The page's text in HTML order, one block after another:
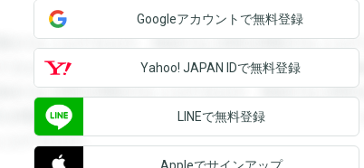
覧することができます。登録すると回答を閲覧することが
できます。登録すると回答を閲覧することができます。登
録すると回答を閲覧することができます。登録すると回答
を閲覧することができます。登録すると回答を閲覧するこ
とができます。
Googleアカウントで無料登録
Yahoo! JAPAN IDで無料登録
LINEで無料登録